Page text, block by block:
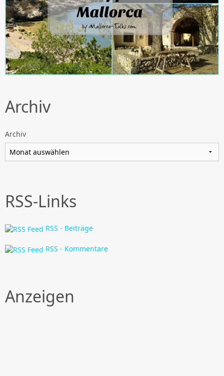
Archiv
Archiv
RSS-Links
RSS - Beiträge
RSS - Kommentare
Anzeigen